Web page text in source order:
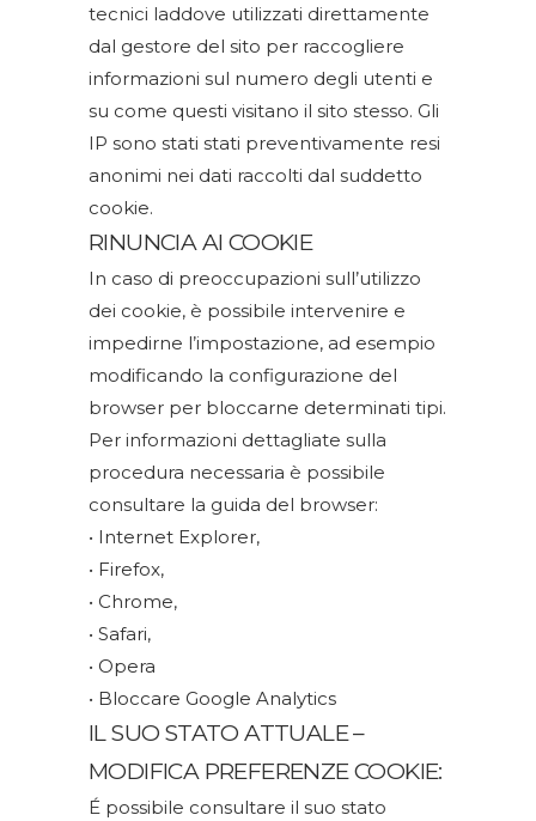
tecnici laddove utilizzati direttamente
dal gestore del sito per raccogliere
informazioni sul numero degli utenti e
su come questi visitano il sito stesso. Gli
IP sono stati stati preventivamente resi
anonimi nei dati raccolti dal suddetto
cookie.
RINUNCIA AI COOKIE
In caso di preoccupazioni sull’utilizzo
dei cookie, è possibile intervenire e
impedirne l’impostazione, ad esempio
modificando la configurazione del
browser per bloccarne determinati tipi.
Per informazioni dettagliate sulla
procedura necessaria è possibile
consultare la guida del browser:
• Internet Explorer,
• Firefox,
• Chrome,
• Safari,
• Opera
• Bloccare Google Analytics
IL SUO STATO ATTUALE –
MODIFICA PREFERENZE COOKIE:
É possibile consultare il suo stato